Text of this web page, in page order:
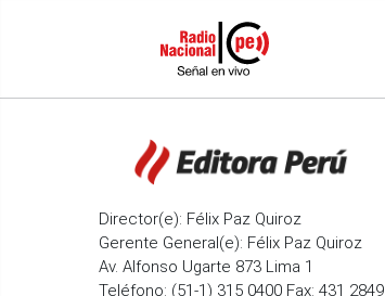
Director(e): Félix Paz Quiroz
Gerente General(e): Félix Paz Quiroz
Av. Alfonso Ugarte 873 Lima 1
Teléfono: (51-1) 315 0400 Fax: 431 2849